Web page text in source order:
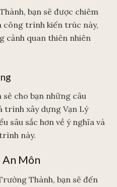
bạn sẽ được chiêm
công trình kiến trúc này,
cảnh quan thiên nhiên
sẻ cho bạn những câu
trình xây dựng Vạn Lý
sâu sắc hơn về ý nghĩa và
này.
Môn
Thành, bạn sẽ đến